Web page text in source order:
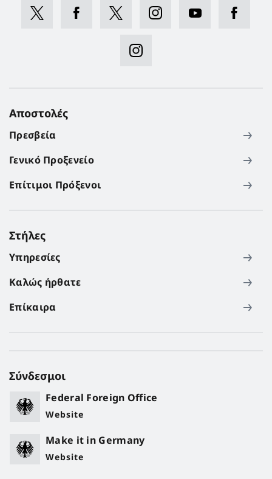
Αποστολές
Πρεσβεία
Γενικό Προξενείο
Επίτιμοι Πρόξενοι
Στήλες
Υπηρεσίες
Καλώς ήρθατε
Επίκαιρα
Σύνδεσμοι
Federal Foreign Office
Website
Make it in Germany
Website